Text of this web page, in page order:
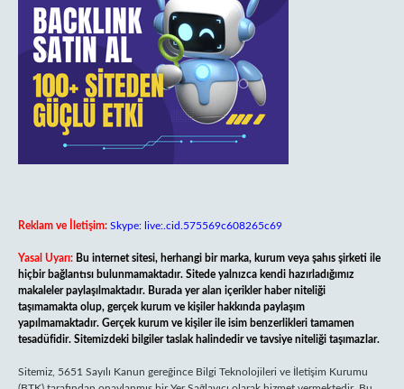
Reklam ve İletişim: Skype: live:.cid.575569c608265c69
Yasal Uyarı: Bu internet sitesi, herhangi bir marka, kurum veya şahıs şirketi ile
hiçbir bağlantısı bulunmamaktadır. Sitede yalnızca kendi hazırladığımız
makaleler paylaşılmaktadır. Burada yer alan içerikler haber niteliği
taşımamakta olup, gerçek kurum ve kişiler hakkında paylaşım
yapılmamaktadır. Gerçek kurum ve kişiler ile isim benzerlikleri tamamen
tesadüfidir. Sitemizdeki bilgiler taslak halindedir ve tavsiye niteliği taşımazlar.
Sitemiz, 5651 Sayılı Kanun gereğince Bilgi Teknolojileri ve İletişim Kurumu